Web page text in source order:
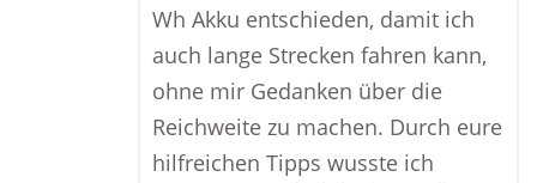
Wh Akku entschieden, damit ich
auch lange Strecken fahren kann,
ohne mir Gedanken über die
Reichweite zu machen. Durch eure
hilfreichen Tipps wusste ich